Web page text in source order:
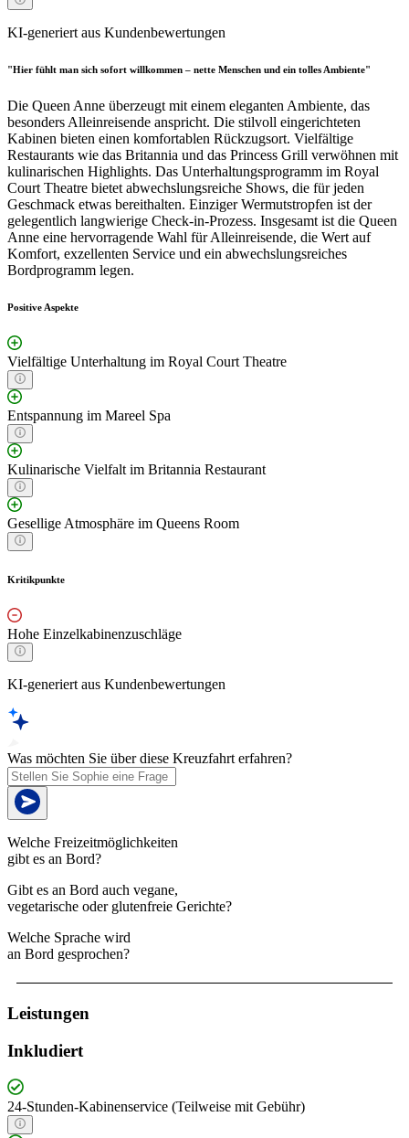
KI-generiert aus Kundenbewertungen
"Hier fühlt man sich sofort willkommen – nette Menschen und ein tolles Ambiente"
Die Queen Anne überzeugt mit einem eleganten Ambiente, das
besonders Alleinreisende anspricht. Die stilvoll eingerichteten
Kabinen bieten einen komfortablen Rückzugsort. Vielfältige
Restaurants wie das Britannia und das Princess Grill verwöhnen mit
kulinarischen Highlights. Das Unterhaltungsprogramm im Royal
Court Theatre bietet abwechslungsreiche Shows, die für jeden
Geschmack etwas bereithalten. Einziger Wermutstropfen ist der
gelegentlich langwierige Check-in-Prozess. Insgesamt ist die Queen
Anne eine hervorragende Wahl für Alleinreisende, die Wert auf
Komfort, exzellenten Service und ein abwechslungsreiches
Bordprogramm legen.
Positive Aspekte
Vielfältige Unterhaltung im Royal Court Theatre
Entspannung im Mareel Spa
Kulinarische Vielfalt im Britannia Restaurant
Gesellige Atmosphäre im Queens Room
Kritikpunkte
Hohe Einzelkabinenzuschläge
KI-generiert aus Kundenbewertungen
Was möchten Sie über diese Kreuzfahrt erfahren?
Welche Freizeitmöglichkeiten
gibt es an Bord?
Gibt es an Bord auch vegane,
vegetarische oder glutenfreie Gerichte?
Welche Sprache wird
an Bord gesprochen?
Leistungen
Inkludiert
24-Stunden-Kabinenservice (Teilweise mit Gebühr)